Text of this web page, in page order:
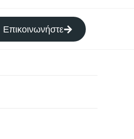
Επικοινωνήστε